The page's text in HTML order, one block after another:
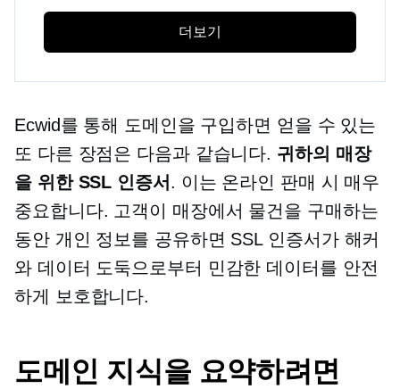
더보기
Ecwid를 통해 도메인을 구입하면 얻을 수 있는
또 다른 장점은 다음과 같습니다. 귀하의 매장
을 위한 SSL 인증서 . 이는 온라인 판매 시 매우
중요합니다. 고객이 매장에서 물건을 구매하는
동안 개인 정보를 공유하면 SSL 인증서가 해커
와 데이터 도둑으로부터 민감한 데이터를 안전
하게 보호합니다.
도메인 지식을 요약하려면